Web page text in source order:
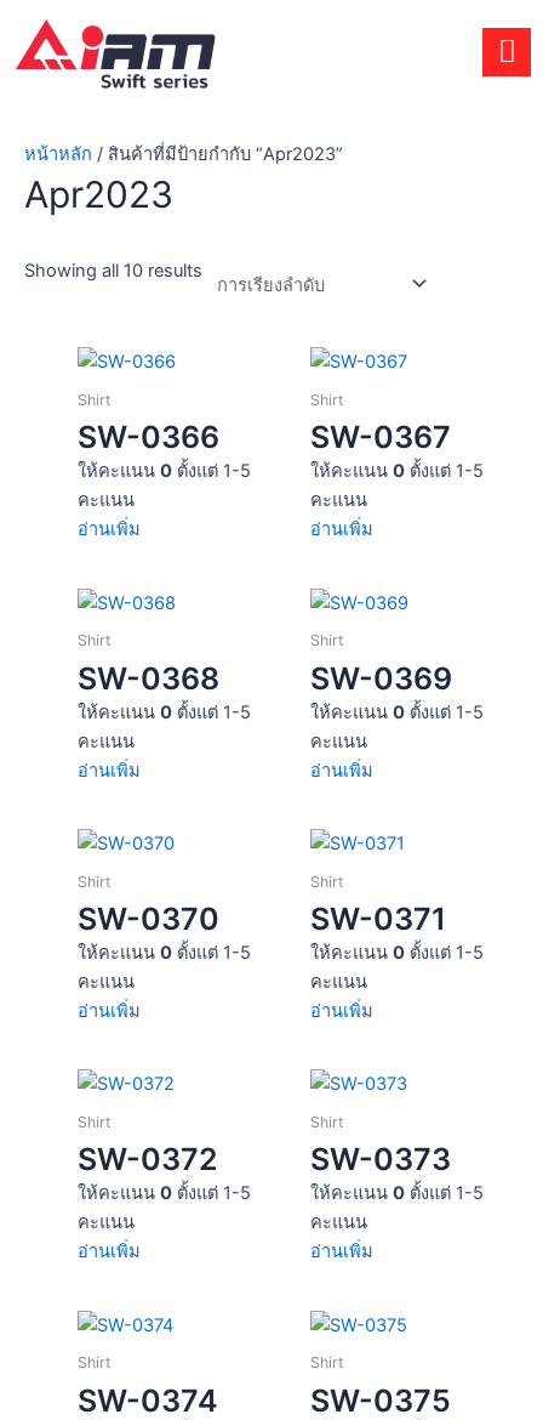
content
หน้าหลัก / สินค้าที่มีป้ายกำกับ “Apr2023”
Apr2023
Showing all 10 results
Shirt
SW-0366
ให้คะแนน 0ตั้งแต่ 1-5
คะแนน
อ่านเพิ่ม
Shirt
SW-0367
ให้คะแนน 0ตั้งแต่ 1-5
คะแนน
อ่านเพิ่ม
Shirt
SW-0368
ให้คะแนน 0ตั้งแต่ 1-5
คะแนน
อ่านเพิ่ม
Shirt
SW-0369
ให้คะแนน 0ตั้งแต่ 1-5
คะแนน
อ่านเพิ่ม
Shirt
SW-0370
ให้คะแนน 0ตั้งแต่ 1-5
คะแนน
อ่านเพิ่ม
Shirt
SW-0371
ให้คะแนน 0ตั้งแต่ 1-5
คะแนน
อ่านเพิ่ม
Shirt
SW-0372
ให้คะแนน 0ตั้งแต่ 1-5
คะแนน
อ่านเพิ่ม
Shirt
SW-0373
ให้คะแนน 0ตั้งแต่ 1-5
คะแนน
อ่านเพิ่ม
Shirt
SW-0374
Shirt
SW-0375